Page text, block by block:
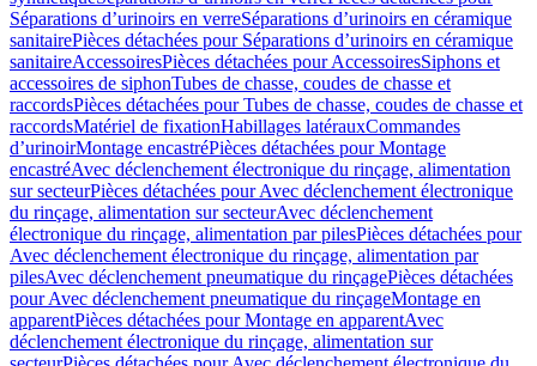
Séparations d’urinoirs en verreSéparations d’urinoirs en céramique
sanitairePièces détachées pour Séparations d’urinoirs en céramique
sanitaireAccessoiresPièces détachées pour AccessoiresSiphons et
accessoires de siphonTubes de chasse, coudes de chasse et
raccordsPièces détachées pour Tubes de chasse, coudes de chasse et
raccordsMatériel de fixationHabillages latérauxCommandes
dʼurinoirMontage encastréPièces détachées pour Montage
encastréAvec déclenchement électronique du rinçage, alimentation
sur secteurPièces détachées pour Avec déclenchement électronique
du rinçage, alimentation sur secteurAvec déclenchement
électronique du rinçage, alimentation par pilesPièces détachées pour
Avec déclenchement électronique du rinçage, alimentation par
pilesAvec déclenchement pneumatique du rinçagePièces détachées
pour Avec déclenchement pneumatique du rinçageMontage en
apparentPièces détachées pour Montage en apparentAvec
déclenchement électronique du rinçage, alimentation sur